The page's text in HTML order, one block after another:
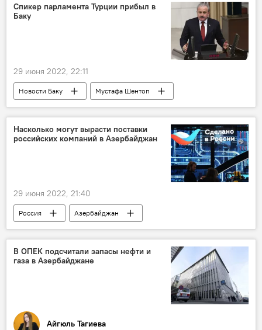
Спикер парламента Турции прибыл в
Баку
29 июня 2022, 22:11
Новости Баку
Мустафа Шентоп
Движение неприсоединения
Турция
Насколько могут вырасти поставки
российских компаний в Азербайджан
29 июня 2022, 21:40
Россия Азербайджан
В ОПЕК подсчитали запасы нефти и
газа в Азербайджане
Айгюль Тагиева